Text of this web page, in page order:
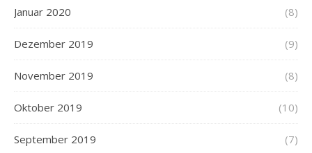
Januar 2020 (8)
Dezember 2019 (9)
November 2019 (8)
Oktober 2019 (10)
September 2019 (7)